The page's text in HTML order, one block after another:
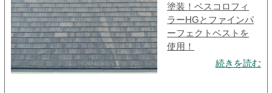
塗装！ベスコロフィ
ラーHGとファインパ
ーフェクトベストを
使用！
続きを読む